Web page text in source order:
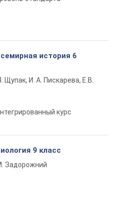
история 6
Щупак, И. А. Пискарева, Е.В.
курс
9 класс
Задорожний